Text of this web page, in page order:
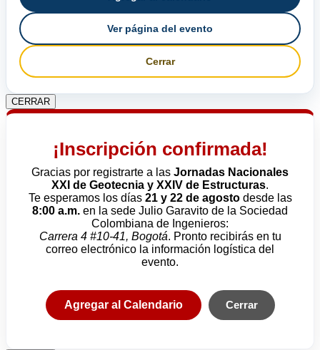
Ver página del evento
Cerrar
CERRAR
¡Inscripción confirmada!
Gracias por registrarte a las Jornadas Nacionales
XXI de Geotecnia y XXIV de Estructuras.
Te esperamos los días 21 y 22 de agostodesde las
8:00 a.m. en la sede Julio Garavito de la Sociedad
Colombiana de Ingenieros:
Carrera 4 #10-41, Bogotá. Pronto recibirás en tu
correo electrónico la información logística del
evento.
Agregar al Calendario Cerrar